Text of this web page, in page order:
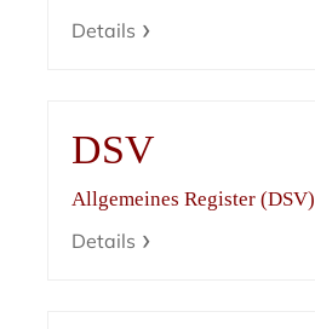
Details
DSV
Allgemeines Register (DSV)
Details